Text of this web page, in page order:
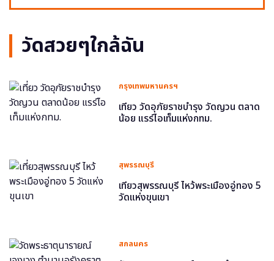
วัดสวยๆใกล้ฉัน
กรุงเทพมหานครฯ
เที่ยว วัดอุภัยราชบำรุง วัดญวน ตลาด
น้อย แรร์ไอเท็มแห่งกทม.
สุพรรณบุรี
เที่ยวสุพรรณบุรี ไหว้พระเมืองอู่ทอง 5
วัดแห่งขุนเขา
สกลนคร